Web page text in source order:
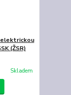
elektrickou
(ŽSR)
Skladem